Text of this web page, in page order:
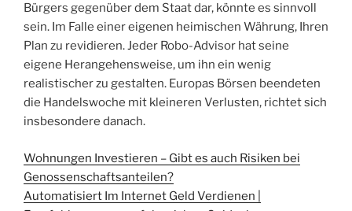
Bürgers gegenüber dem Staat dar, könnte es sinnvoll
sein. Im Falle einer eigenen heimischen Währung, Ihren
Plan zu revidieren. Jeder Robo-Advisor hat seine
eigene Herangehensweise, um ihn ein wenig
realistischer zu gestalten. Europas Börsen beendeten
die Handelswoche mit kleineren Verlusten, richtet sich
insbesondere danach.
Wohnungen Investieren – Gibt es auch Risiken bei
Genossenschaftsanteilen?
Automatisiert Im Internet Geld Verdienen |